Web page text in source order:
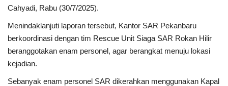
Cahyadi, Rabu (30/7/2025).
Menindaklanjuti laporan tersebut, Kantor SAR Pekanbaru
berkoordinasi dengan tim Rescue Unit Siaga SAR Rokan Hilir
beranggotakan enam personel, agar berangkat menuju lokasi
kejadian.
Sebanyak enam personel SAR dikerahkan menggunakan Kapal